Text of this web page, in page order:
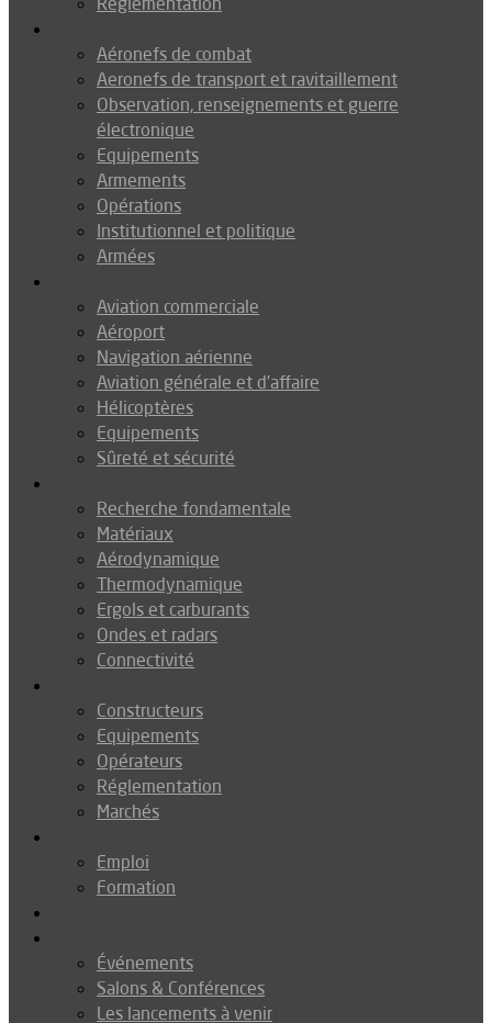
Aéronefs de combat
Aeronefs de transport et ravitaillement
Observation, renseignements et guerre
électronique
Equipements
Armements
Opérations
Institutionnel et politique
Armées
Aviation commerciale
Aéroport
Navigation aérienne
Aviation générale et d’affaire
Hélicoptères
Equipements
Sûreté et sécurité
Recherche fondamentale
Matériaux
Aérodynamique
Thermodynamique
Ergols et carburants
Ondes et radars
Connectivité
Constructeurs
Equipements
Opérateurs
Réglementation
Marchés
Emploi
Formation
Événements
Salons & Conférences
Les lancements à venir